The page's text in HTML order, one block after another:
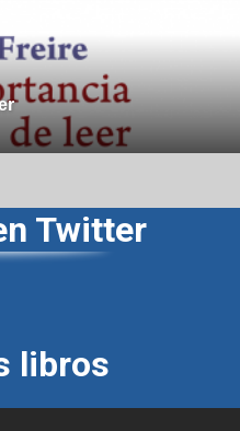
Twitter
libros